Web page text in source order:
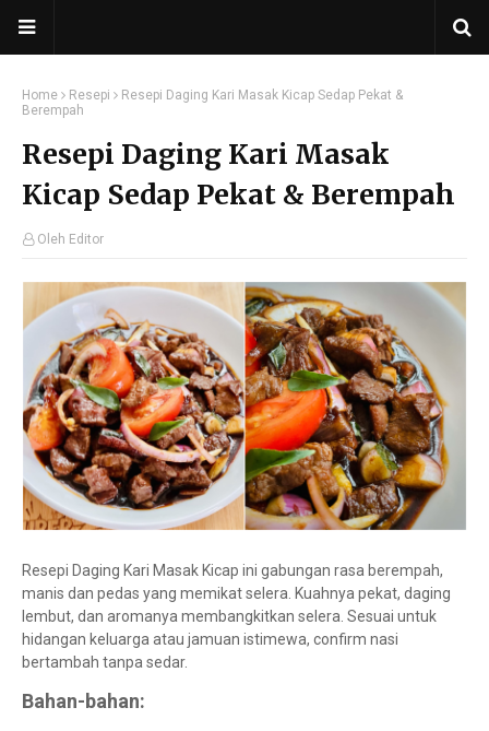
Home Resepi
Resepi Daging Kari Masak Kicap Sedap Pekat &
Berempah
Resepi Daging Kari Masak
Kicap Sedap Pekat & Berempah
Oleh Editor
Resepi Daging Kari Masak Kicap ini gabungan rasa berempah,
manis dan pedas yang memikat selera. Kuahnya pekat, daging
lembut, dan aromanya membangkitkan selera. Sesuai untuk
hidangan keluarga atau jamuan istimewa, confirm nasi
bertambah tanpa sedar.
Bahan-bahan: